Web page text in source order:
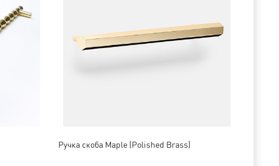
Ручка скоба Maple (Polished Brass)